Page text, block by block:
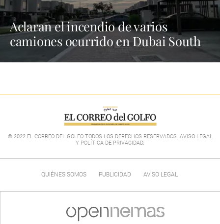
Aclaran el incendio de varios
camiones ocurrido en Dubai South
© 2022 EL CORREO DEL GOLFO TODOS LOS DERECHOS RESERVADOS. AVISO LEGAL
Y POLÍTICA DE PRIVACIDAD.
QUIÉNES SOMOS PUBLICIDAD AVISO LEGAL